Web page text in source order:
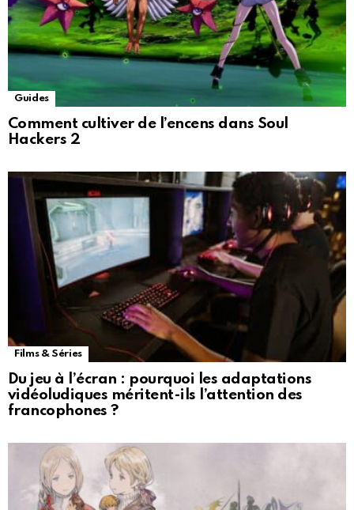
Guides
Comment cultiver de l’encens dans Soul
Hackers 2
Films & Séries
Du jeu à l’écran : pourquoi les adaptations
vidéoludiques méritent-ils l’attention des
francophones ?